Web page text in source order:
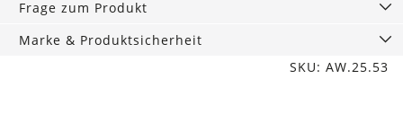
Frage zum Produkt
Marke & Produktsicherheit
SKU: AW.25.53